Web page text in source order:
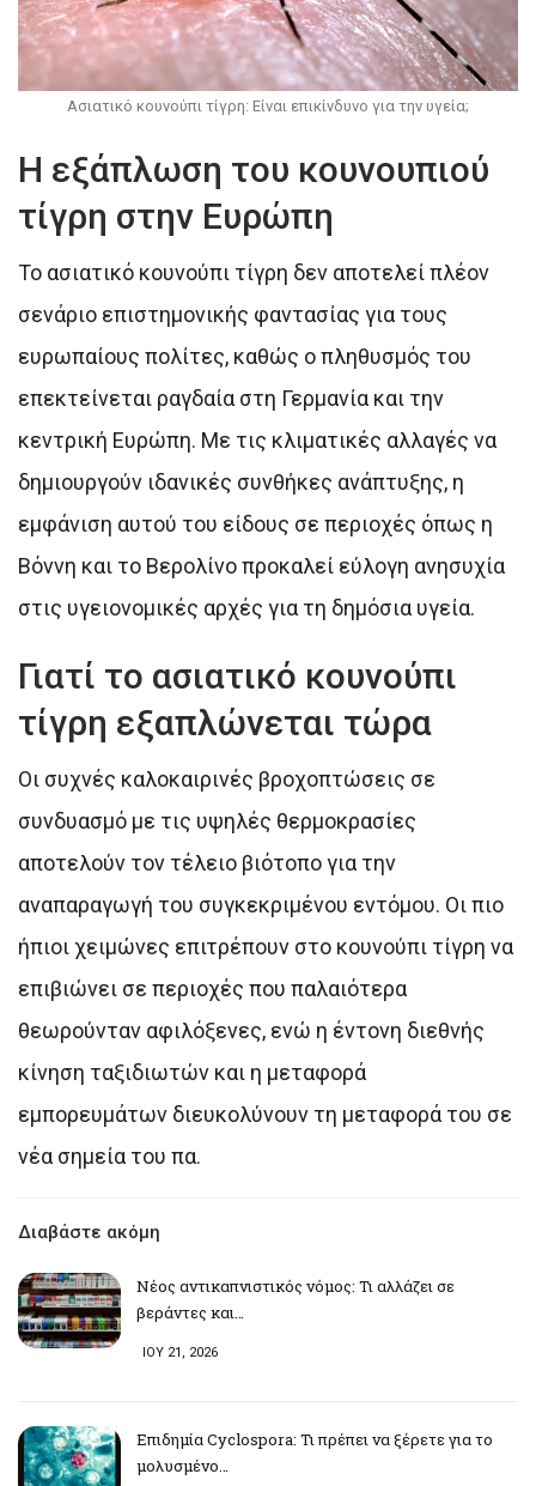
Ασιατικό κουνούπι τίγρη: Είναι επικίνδυνο για την υγεία;
Η εξάπλωση του κουνουπιού
τίγρη στην Ευρώπη
Το ασιατικό κουνούπι τίγρη δεν αποτελεί πλέον
σενάριο επιστημονικής φαντασίας για τους
ευρωπαίους πολίτες, καθώς ο πληθυσμός του
επεκτείνεται ραγδαία στη Γερμανία και την
κεντρική Ευρώπη. Με τις κλιματικές αλλαγές να
δημιουργούν ιδανικές συνθήκες ανάπτυξης, η
εμφάνιση αυτού του είδους σε περιοχές όπως η
Βόννη και το Βερολίνο προκαλεί εύλογη ανησυχία
στις υγειονομικές αρχές για τη δημόσια υγεία.
Γιατί το ασιατικό κουνούπι
τίγρη εξαπλώνεται τώρα
Οι συχνές καλοκαιρινές βροχοπτώσεις σε
συνδυασμό με τις υψηλές θερμοκρασίες
αποτελούν τον τέλειο βιότοπο για την
αναπαραγωγή του συγκεκριμένου εντόμου. Οι πιο
ήπιοι χειμώνες επιτρέπουν στο κουνούπι τίγρη να
επιβιώνει σε περιοχές που παλαιότερα
θεωρούνταν αφιλόξενες, ενώ η έντονη διεθνής
κίνηση ταξιδιωτών και η μεταφορά
εμπορευμάτων διευκολύνουν τη μεταφορά του σε
νέα σημεία του πα.
Διαβάστε ακόμη
Νέος αντικαπνιστικός νόμος: Τι αλλάζει σε
βεράντες και…
ΙΟΥ 21, 2026
Επιδημία Cyclospora: Τι πρέπει να ξέρετε για το
μολυσμένο…